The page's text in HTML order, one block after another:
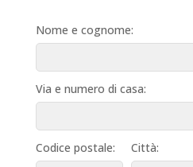
Nome e cognome:
Via e numero di casa:
Codice postale: Città: